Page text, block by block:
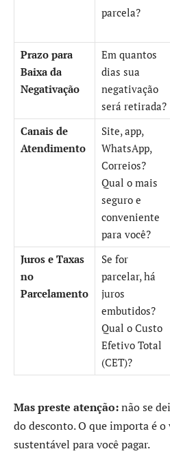
parcela?
Prazo para
Baixa da
Negativação
Em quantos
dias sua
negativação
será retirada?
Canais de
Atendimento
Site, app,
WhatsApp,
Correios?
Qual o mais
seguro e
conveniente
para você?
Juros e Taxas
no
Parcelamento
Se for
parcelar, há
juros
embutidos?
Qual o Custo
Efetivo Total
(CET)?
Mas preste atenção:não se
do desconto. O que importa é
sustentável para você pagar.